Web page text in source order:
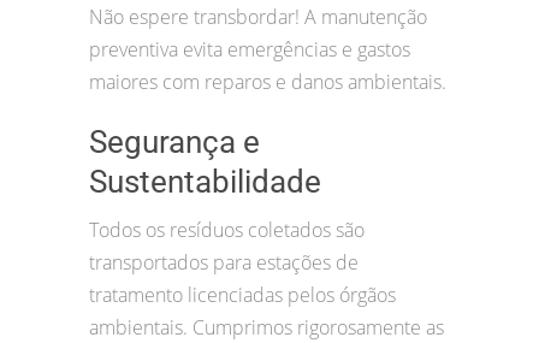
Não espere transbordar! A manutenção
preventiva evita emergências e gastos
maiores com reparos e danos ambientais.
Segurança e
Sustentabilidade
Todos os resíduos coletados são
transportados para estações de
tratamento licenciadas pelos órgãos
ambientais. Cumprimos rigorosamente as